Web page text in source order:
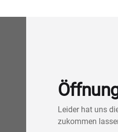
Leider hat uns
zukommen